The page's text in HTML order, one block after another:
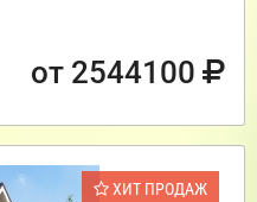
от 2544100
ХИТ ПРОДАЖ